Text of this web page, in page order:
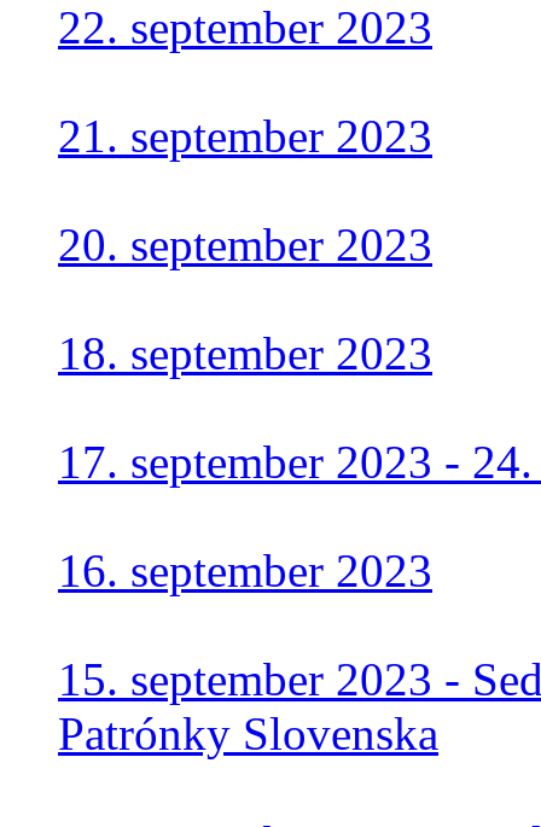
22. september 2023
21. september 2023
20. september 2023
18. september 2023
17. september 2023 -
16. september 2023
15. september 2023 -
Patrónky Slovenska